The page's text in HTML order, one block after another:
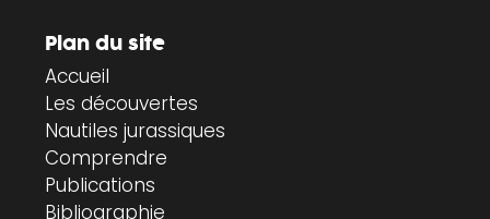
Plan du site
Accueil
Les découvertes
Nautiles jurassiques
Comprendre
Publications
Bibliographie